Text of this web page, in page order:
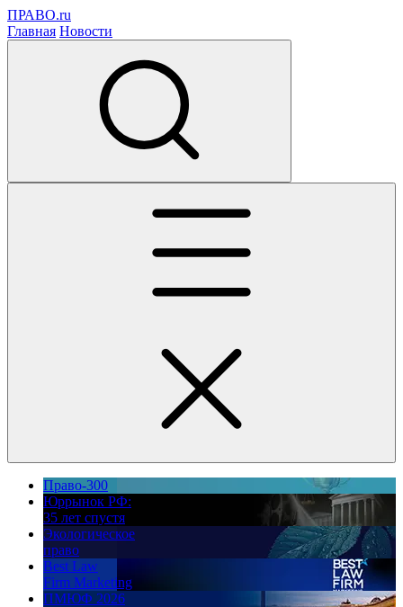
ПРАВО.ru
Главная Новости
Право-300
Юррынок РФ:
35 лет спустя
Экологическое
право
Best Law
Firm Marketing
ПМЮФ 2026